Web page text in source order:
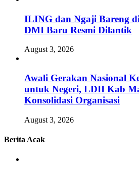
ILING dan Ngaji Bareng
DMI Baru Resmi Dilantik
August 3, 2026
Awali Gerakan Nasional
untuk Negeri, LDII Kab
Konsolidasi Organisasi
August 3, 2026
Berita Acak